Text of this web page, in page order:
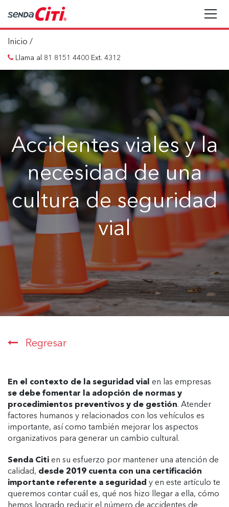
Inicio /
Llama al 81 8151 4400 Ext. 4312
Accidentes viales y la
necesidad de una
cultura de seguridad
vial
Regresar
En el contexto de la seguridad vial en las empresas
se debe fomentar la adopción de normas y
procedimientos preventivos y de gestión. Atender
factores humanos y relacionados con los vehículos es
importante, así como también mejorar los aspectos
organizativos para generar un cambio cultural.
Senda Citi en su esfuerzo por mantener una atención de
calidad, desde 2019 cuenta con una certificación
importante referente a seguridad y en este artículo te
queremos contar cuál es, qué nos hizo llegar a ella, cómo